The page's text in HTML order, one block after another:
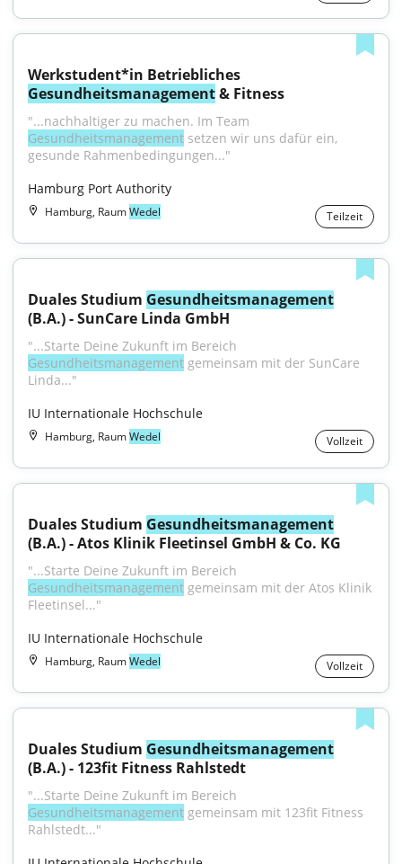
Gesundheitsmanagement & Fitness
Gesundheitsmanagement setzen wir uns dafür ein,
gesunde Rahmenbedingungen..."
Hamburg Port Authority
Hamburg, RaumWedel Teilzeit
Duales Studium Gesundheitsmanagement
(B.A.) - SunCare Linda GmbH
Gesundheitsmanagement gemeinsam mit der SunCare
Linda..."
IU Internationale Hochschule
Hamburg, RaumWedel Vollzeit
Duales Studium Gesundheitsmanagement
(B.A.) - Atos Klinik Fleetinsel GmbH & Co. KG
Gesundheitsmanagement gemeinsam mit der Atos Klinik
Fleetinsel..."
IU Internationale Hochschule
Hamburg, RaumWedel Vollzeit
Duales Studium Gesundheitsmanagement
(B.A.) - 123fit Fitness Rahlstedt
Gesundheitsmanagement gemeinsam mit 123fit Fitness
Rahlstedt..."